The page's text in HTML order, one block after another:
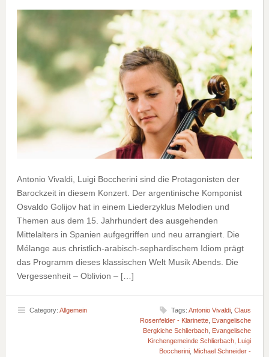
Antonio Vivaldi, Luigi Boccherini sind die Protagonisten der
Barockzeit in diesem Konzert. Der argentinische Komponist
Osvaldo Golijov hat in einem Liederzyklus Melodien und
Themen aus dem 15. Jahrhundert des ausgehenden
Mittelalters in Spanien aufgegriffen und neu arrangiert. Die
Mélange aus christlich-arabisch-sephardischem Idiom prägt
das Programm dieses klassischen Welt Musik Abends. Die
Vergessenheit – Oblivion – […]
Category: Allgemein Tags: Antonio Vivaldi, Claus
Rosenfelder - Klarinette, Evangelische
Bergkiche Schlierbach, Evangelische
Kirchengemeinde Schlierbach, Luigi
Boccherini, Michael Schneider -